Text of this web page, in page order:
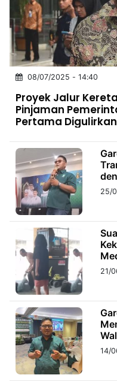
INDONESIA
Partner
NTB
Time
IDN
Jogja
Rakyat
News
Notice
Baru
Kabarbaru
2026
PT.
Kabarbaru
Media
Holding
08/07/2025 - 14:40
Proyek Jalur
Pinjaman
Pertama
25/
21/
14/